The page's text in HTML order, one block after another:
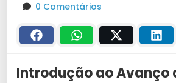
0 Comentários
Introdução ao Avanço